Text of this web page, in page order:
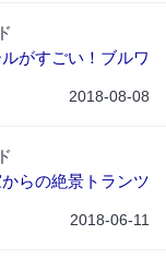
がすごい！ブルワ
2018-08-08
らの絶景トランツ
2018-06-11